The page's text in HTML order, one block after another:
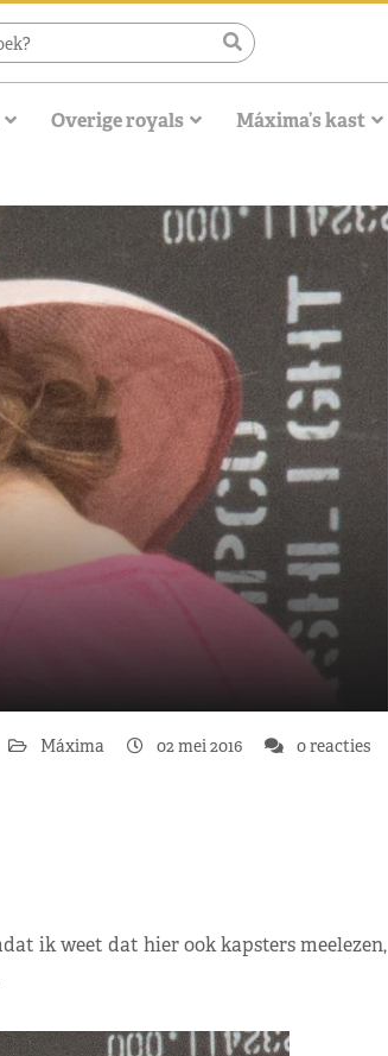
Overige royals Máxima’s kast
Máxima 02 mei 2016 0 reacties
ik weet dat hier ook kapsters meelezen,